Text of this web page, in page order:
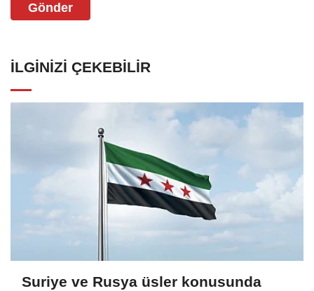
Gönder
İLGINIZI ÇEKEBILIR
Suriye ve Rusya üsler konusunda